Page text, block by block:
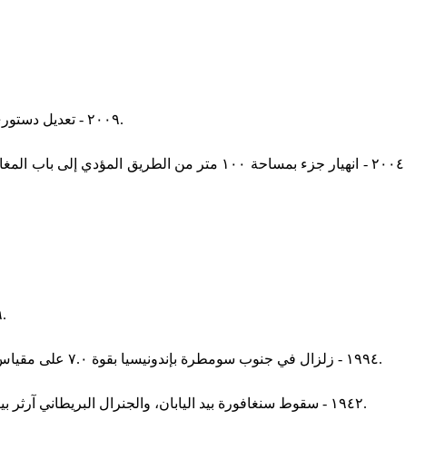
٢٠٠٩ - تعديل دستوري في فنزويلا يلغي القيود على إعادة انتخاب الرئيس ويسمح للرئيس الفنزويلي هوغو تشافيز بالبقاء في السلطة إلى أن يخسر الانتخابات.
٢٠٠٤ - انهيار جزء بمساحة ١٠٠ متر من
١٩٩٩ - قوات كوماندوس تركية تلقي القبض في كينيا على زعيم حزب العمال الكردستاني عبد الله أوجلان المطالب بالانفصال عن تركيا.
١٩٩٤ - زلزال في جنوب سومطرة بإندونيسيا بقوة ٧.٠ على مقياس ريختر قتل فيه ٢٠٧ شخص وأصيب أكثر من ٢٠٠٠ وشرد حوالي ٧٥٠٠٠ وأدى إلى انهيارات أرضية وطينية وحرائق في مقاطعة لامبونغ.
١٩٤٢ - سقوط سنغافورة بيد اليابان، والجنرال البريطاني آرثر بيرسيفال يعلن استسلام ٨٠,٠٠٠ من قواته ليصبحوا أسرى حرب، وهو أكبر استسلام بريطاني في التاريخ وذلك أثناء الحرب العالمية الثانية.